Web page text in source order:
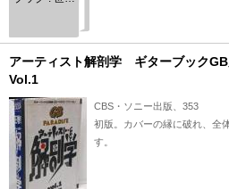
定版バイク
教則本 ＜
Motor sports
illustrated＞
アーティスト解剖学 ギターブック
Vol.1
CBS・ソニー出版、353
初版。カバーの縁に破れ、全
す。